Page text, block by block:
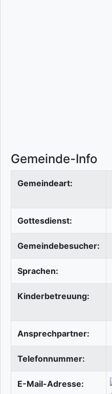
Gemeinde-Info
Gemeindeart:
Gottesdienst:
Gemeindebesucher:
Sprachen:
Kinderbetreuung:
Ansprechpartner:
Telefonnummer:
E-Mail-Adresse: